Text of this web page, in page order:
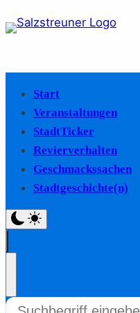
Start
Veranstaltungen
StadtTicker
Revierverhalten
Geschmackssachen
Stadtgeschichte(n)